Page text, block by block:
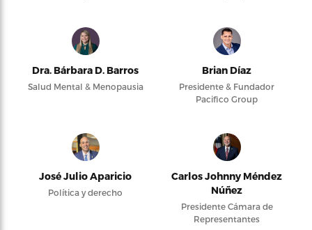
Dra. Bárbara D. Barros
Salud Mental & Menopausia
Brian Díaz
Presidente & Fundador
Pacifico Group
José Julio Aparicio
Política y derecho
Carlos Johnny Méndez
Núñez
Presidente Cámara de
Representantes